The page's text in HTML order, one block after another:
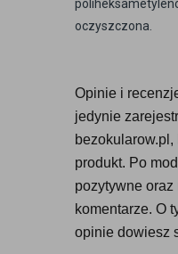
oczyszczona.
Opinie i
jedynie
produkt. Po
pozytywne
komentarze. O
opinie dowiesz